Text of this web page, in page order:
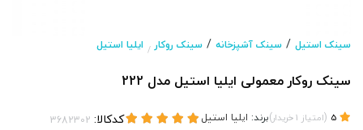
سینک استیل / سینک آشپزخانه / سینک روکار / ایلیا استیل
سینک روکار معمولی ایلیا استیل مدل 222
(امتیاز 1خریدار)برند: ایلیا استیل کدکالا: